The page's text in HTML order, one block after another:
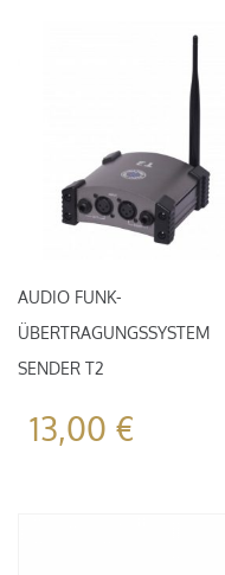
AUDIO FUNK-
ÜBERTRAGUNGSSYSTEM
SENDER T2
13,00 €